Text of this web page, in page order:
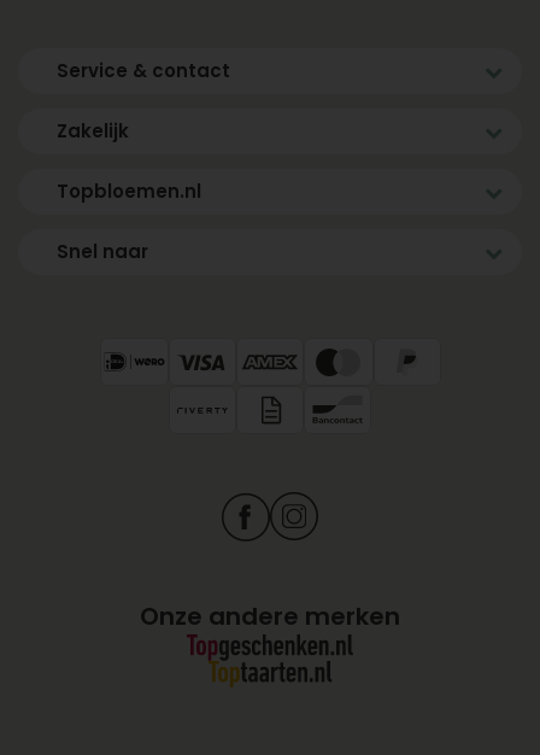
Service & contact
Zakelijk
Topbloemen.nl
Snel naar
Onze andere merken